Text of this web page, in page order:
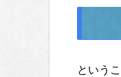
という